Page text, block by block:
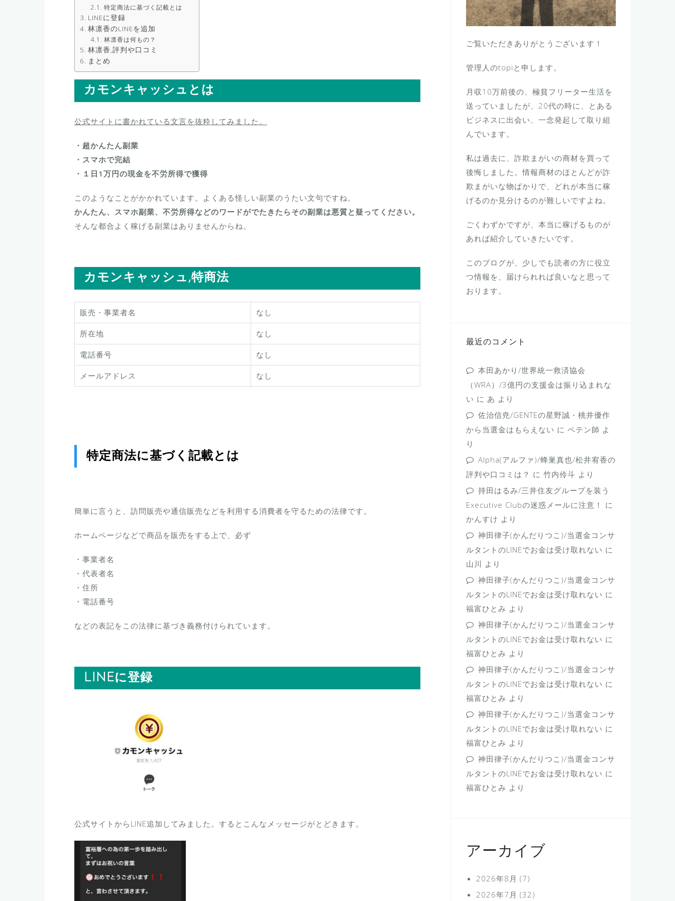
特定商法に基づく記載とは
LINEに登録
林凛香のLINEを追加
林凛香は何もの？
林凛香,評判や口コミ
まとめ
カモンキャッシュとは
公式サイトに書かれている文言を抜粋してみました。
・超かんたん副業
・スマホで完結
・１日1万円の現金を不労所得で獲得
このようなことがかかれています。よくある怪しい副業のうたい文句ですね。
かんたん、スマホ副業、不労所得などのワードがでたきたらその副業は悪質と疑ってください。
そんな都合よく稼げる副業はありませんからね。
カモンキャッシュ,特商法
販売・事業者名 なし
所在地 なし
電話番号 なし
メールアドレス なし
特定商法に基づく記載とは
簡単に言うと、訪問販売や通信販売などを利用する消費者を守るための法律です。
ホームページなどで商品を販売をする上で、必ず
・事業者名
・代表者名
・住所
・電話番号
などの表記をこの法律に基づき義務付けられています。
LINEに登録
公式サイトからLINE追加してみました。するとこんなメッセージがとどきます。
ご覧いただきありがとうございます！
管理人のtopiと申します。
月収10万前後の、極貧フリーター生活を
送っていましたが、20代の時に、とある
ビジネスに出会い、一念発起して取り組
んでいます。
私は過去に、詐欺まがいの商材を買って
後悔しました。情報商材のほとんどが詐
欺まがいな物ばかりで、どれが本当に稼
げるのか見分けるのが難しいですよね。
ごくわずかですが、本当に稼げるものが
あれば紹介していきたいです。
このブログが、少しでも読者の方に役立
つ情報を、届けられれば良いなと思って
おります。
最近のコメント
本田あかり/世界統一救済協会
（WRA）/3億円の支援金は振り込まれな
い に あ より
佐治信尭/GENTEの星野誠・桃井優作
から当選金はもらえない に ペテン師 よ
り
Alpha(アルファ)/蜂巣真也/松井宥香の
評判や口コミは？ に 竹内伶斗 より
持田はるみ/三井住友グループを装う
Executive Clubの迷惑メールに注意！
に
かんすけ より
神田律子(かんだりつこ)/当選金コンサ
ルタントのLINEでお金は受け取れない に
山川 より
神田律子(かんだりつこ)/当選金コンサ
ルタントのLINEでお金は受け取れない に
福富ひとみ より
神田律子(かんだりつこ)/当選金コンサ
ルタントのLINEでお金は受け取れない に
福富ひとみ より
神田律子(かんだりつこ)/当選金コンサ
ルタントのLINEでお金は受け取れない に
福富ひとみ より
神田律子(かんだりつこ)/当選金コンサ
ルタントのLINEでお金は受け取れない に
福富ひとみ より
神田律子(かんだりつこ)/当選金コンサ
ルタントのLINEでお金は受け取れない に
福富ひとみ より
アーカイブ
2026年8月 (7)
2026年7月 (32)